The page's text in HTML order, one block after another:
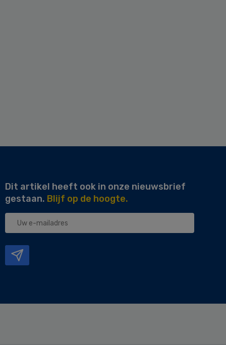
Dit artikel heeft ook in onze nieuwsbrief
gestaan. Blijf op de hoogte.
Uw